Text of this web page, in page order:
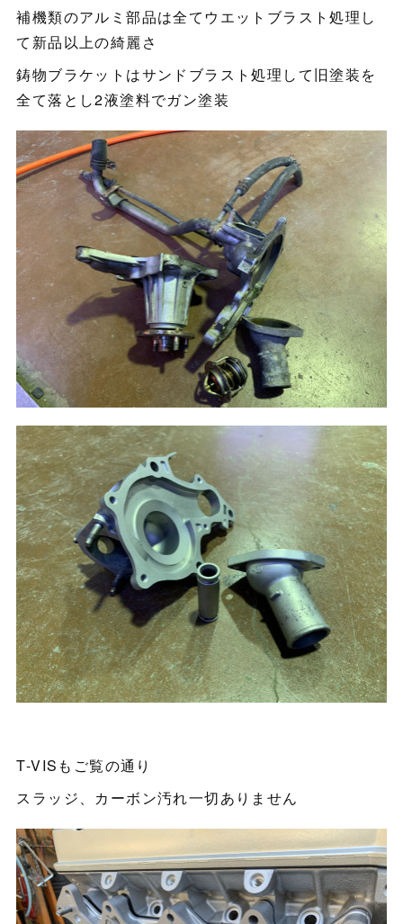
補機類のアルミ部品は全てウエットブラスト処理し
て新品以上の綺麗さ
鋳物ブラケットはサンドブラスト処理して旧塗装を
全て落とし2液塗料でガン塗装
T-VISもご覧の通り
スラッジ、カーボン汚れ一切ありません